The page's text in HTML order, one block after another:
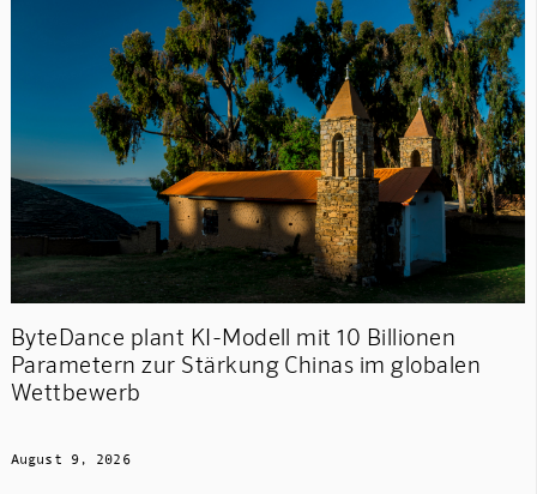
ByteDance plant KI-Modell mit 10 Billionen
Parametern zur Stärkung Chinas im globalen
Wettbewerb
August 9, 2026